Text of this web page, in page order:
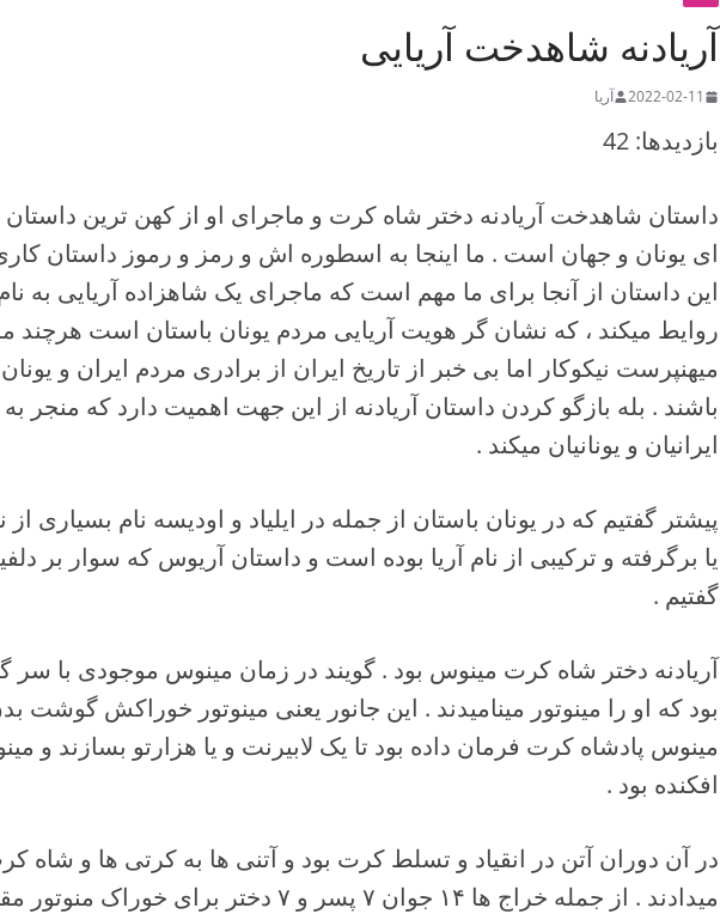
آریادنه شاهدخت آریایی
2022-02-11 آریا
بازدیدها: 42
داستان شاهدخت آریادنه دختر شاه کرت و ماجرای او از کهن ترین
ای یونان و جهان است . ما اینجا به اسطوره اش و رمز و رموز داستان کاری
این داستان از آنجا برای ما مهم است که ماجرای یک شاهزاده آریایی به نام
روایط میکند ، که نشان گر هویت آریایی مردم یونان باستان است هرچند
میهنپرست نیکوکار اما بی خبر از تاریخ ایران از برادری مردم ایران و
باشند . بله بازگو کردن داستان آریادنه از این جهت اهمیت دارد که منجر
ایرانیان و یونانیان میکند .
پیشتر گفتیم که در یونان باستان از جمله در ایلیاد و اودیسه نام بسیاری از
یا برگرفته و ترکیبی از نام آریا بوده است و داستان آریوس که سوار بر
گفتیم .
آریادنه دختر شاه کرت مینوس بود . گویند در زمان مینوس موجودی با سر
بود که او را مینوتور مینامیدند . این جانور یعنی مینوتور خوراکش گوشت
مینوس پادشاه کرت فرمان داده بود تا یک لابیرنت و یا هزارتو بسازند و
افکنده بود .
در آن دوران آتن در انقیاد و تسلط کرت بود و آتنی ها به کرتی ها و شاه
میدادند . از جمله خراج ها ۱۴ جوان ۷ پسر و ۷ دختر برای